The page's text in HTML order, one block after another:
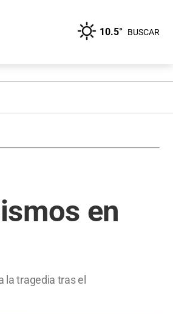
10.5° BUSCAR
en
la tragedia tras el